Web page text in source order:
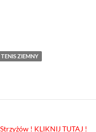
TENIS ZIEMNY
! KLIKNIJ TUTAJ !